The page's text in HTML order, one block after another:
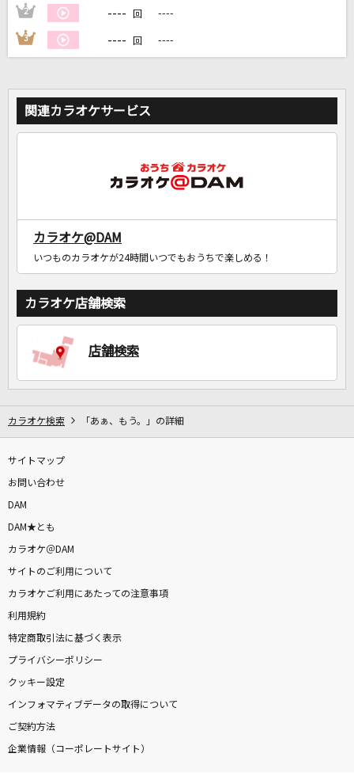
2 ---- 回 ----
3 ---- 回 ----
関連カラオケサービス
カラオケ@DAM
いつものカラオケが24時間いつでもおうちで楽しめる！
カラオケ店舗検索
店舗検索
カラオケ検索 「あぁ、もう。」の詳細
サイトマップ
お問い合わせ
DAM
DAM★とも
カラオケ＠DAM
サイトのご利用について
カラオケご利用にあたっての注意事項
利用規約
特定商取引法に基づく表示
プライバシーポリシー
クッキー設定
インフォマティブデータの取得について
ご契約方法
企業情報（コーポレートサイト）